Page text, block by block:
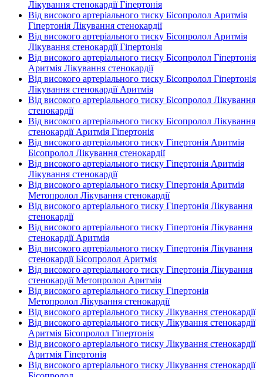
Лікування стенокардії Гіпертонія
Від високого артеріального тиску Бісопролол Аритмія
Гіпертонія Лікування стенокардії
Від високого артеріального тиску Бісопролол Аритмія
Лікування стенокардії Гіпертонія
Від високого артеріального тиску Бісопролол Гіпертонія
Аритмія Лікування стенокардії
Від високого артеріального тиску Бісопролол Гіпертонія
Лікування стенокардії Аритмія
Від високого артеріального тиску Бісопролол Лікування
стенокардії
Від високого артеріального тиску Бісопролол Лікування
стенокардії Аритмія Гіпертонія
Від високого артеріального тиску Гіпертонія Аритмія
Бісопролол Лікування стенокардії
Від високого артеріального тиску Гіпертонія Аритмія
Лікування стенокардії
Від високого артеріального тиску Гіпертонія Аритмія
Метопролол Лікування стенокардії
Від високого артеріального тиску Гіпертонія Лікування
стенокардії
Від високого артеріального тиску Гіпертонія Лікування
стенокардії Аритмія
Від високого артеріального тиску Гіпертонія Лікування
стенокардії Бісопролол Аритмія
Від високого артеріального тиску Гіпертонія Лікування
стенокардії Метопролол Аритмія
Від високого артеріального тиску Гіпертонія
Метопролол Лікування стенокардії
Від високого артеріального тиску Лікування стенокардії
Від високого артеріального тиску Лікування стенокардії
Аритмія Бісопролол Гіпертонія
Від високого артеріального тиску Лікування стенокардії
Аритмія Гіпертонія
Від високого артеріального тиску Лікування стенокардії